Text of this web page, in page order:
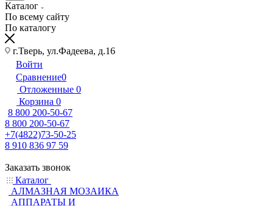
Каталог
По всему сайту
По каталогу
г.Тверь, ул.Фадеева, д.16
Войти
Сравнение0
Отложенные 0
Корзина 0
8 800 200-50-67
8 800 200-50-67
+7(4822)73-50-25
8 910 836 97 59
Заказать звонок
Каталог
АЛМАЗНАЯ МОЗАИКА
АППАРАТЫ И